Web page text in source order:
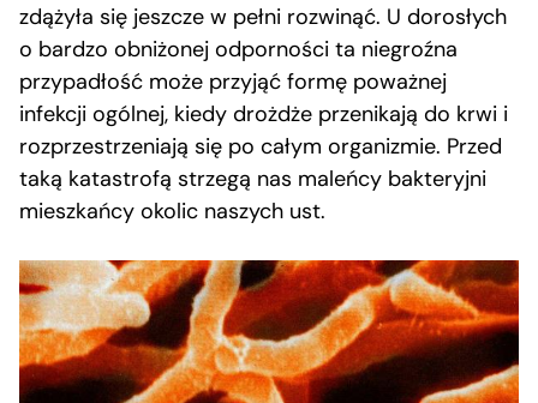
zdążyła się jeszcze w pełni rozwinąć. U dorosłych
o bardzo obniżonej odporności ta niegroźna
przypadłość może przyjąć formę poważnej
infekcji ogólnej, kiedy drożdże przenikają do krwi i
rozprzestrzeniają się po całym organizmie. Przed
taką katastrofą strzegą nas maleńcy bakteryjni
mieszkańcy okolic naszych ust.